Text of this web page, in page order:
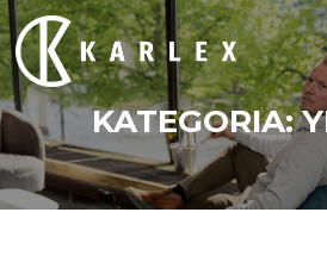
Siirry
suoraan
sisältöön
KATEGORIA: